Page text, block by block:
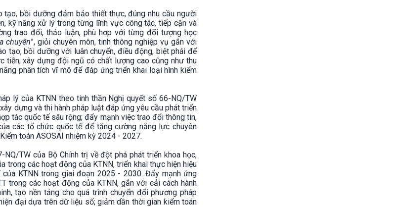
tạo, bồi dưỡng đảm bảo thiết thực, đúng nhu cầu người
kỹ năng xử lý trong từng lĩnh vực công tác, tiếp cận và
trao đổi, thảo luận, phù hợp với từng đối tượng học
chuyên”, giỏi chuyên môn, tinh thông nghiệp vụ gắn với
tạo, bồi dưỡng với luân chuyển, điều động, biệt phái để
tiễn; xây dựng đội ngũ có chất lượng cao cũng như thu
phân tích vĩ mô để đáp ứng triển khai loại hình kiểm
lý của KTNN theo tinh thần Nghị quyết số 66-NQ/TW
dựng và thi hành pháp luật đáp ứng yêu cầu phát triển
tác quốc tế sâu rộng; đẩy mạnh việc trao đổi thông tin,
các tổ chức quốc tế để tăng cường năng lực chuyên
toán ASOSAI nhiệm kỳ 2024 - 2027.
TW của Bộ Chính trị về đột phá phát triển khoa học,
trong các hoạt động của KTNN, triển khai thực hiện hiệu
KTNN trong giai đoạn 2025 - 2030. Đẩy mạnh ứng
trong các hoạt động của KTNN, gắn với cải cách hành
tạo nền tảng cho quá trình chuyển đổi phương pháp
đại dựa trên dữ liệu số; giảm dần thời gian kiểm toán